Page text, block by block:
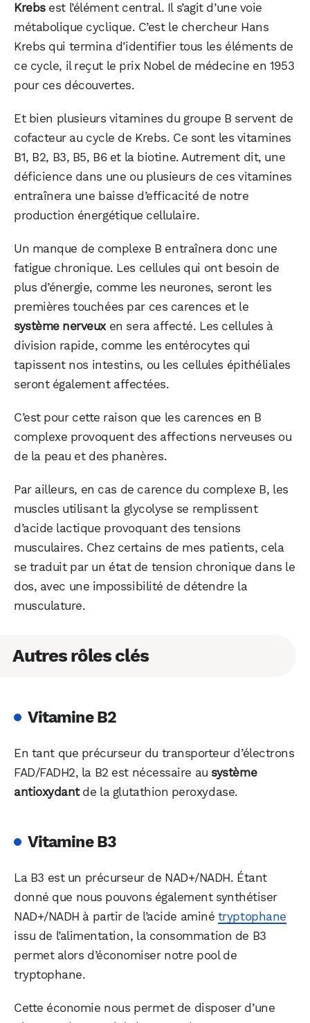
Krebsest l’élément central. Il s’agit d’une voie
métabolique cyclique. C’est le chercheur Hans
Krebs qui termina d’identifier tous les éléments de
ce cycle, il reçut le prix Nobel de médecine en 1953
pour ces découvertes.
Et bien plusieurs vitamines du groupe B servent de
cofacteur au cycle de Krebs. Ce sont les vitamines
B1, B2, B3, B5, B6 et la biotine. Autrement dit, une
déficience dans une ou plusieurs de ces vitamines
entraînera une baisse d’efficacité de notre
production énergétique cellulaire.
Un manque de complexe B entraînera donc une
fatigue chronique. Les cellules qui ont besoin de
plus d’énergie, comme les neurones, seront les
premières touchées par ces carences et le
système nerveuxen sera affecté. Les cellules à
division rapide, comme les entérocytes qui
tapissent nos intestins, ou les cellules épithéliales
seront également affectées.
C’est pour cette raison que les carences en B
complexe provoquent des affections nerveuses ou
de la peau et des phanères.
Par ailleurs, en cas de carence du complexe B, les
muscles utilisant la glycolyse se remplissent
d’acide lactique provoquant des tensions
musculaires. Chez certains de mes patients, cela
se traduit par un état de tension chronique dans le
dos, avec une impossibilité de détendre la
musculature.
Autres rôles clés
Vitamine B2
En tant que précurseur du transporteur d’électrons
FAD/FADH2, la B2 est nécessaire ausystème
antioxydantde la glutathion peroxydase.
Vitamine B3
La B3 est un précurseur de NAD+/NADH. Étant
donné que nous pouvons également synthétiser
NAD+/NADH à partir de l’acide aminé tryptophane
issu de l’alimentation, la consommation de B3
permet alors d’économiser notre pool de
tryptophane.
Cette économie nous permet de disposer d’une